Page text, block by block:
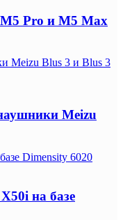
Pro и M5 Max
Meizu Blus 3 и Blus 3
Meizu
Dimensity 6020
на базе